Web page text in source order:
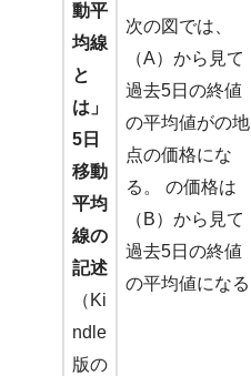
動平
均線
と
は」
5日
移動
平均
線の
記述
（Ki
ndle
版の
次の図では、
（A）から見て
過去5日の終値
の平均値がの地
点の価格にな
る。 の価格は
（B）から見て
過去5日の終値
の平均値になる